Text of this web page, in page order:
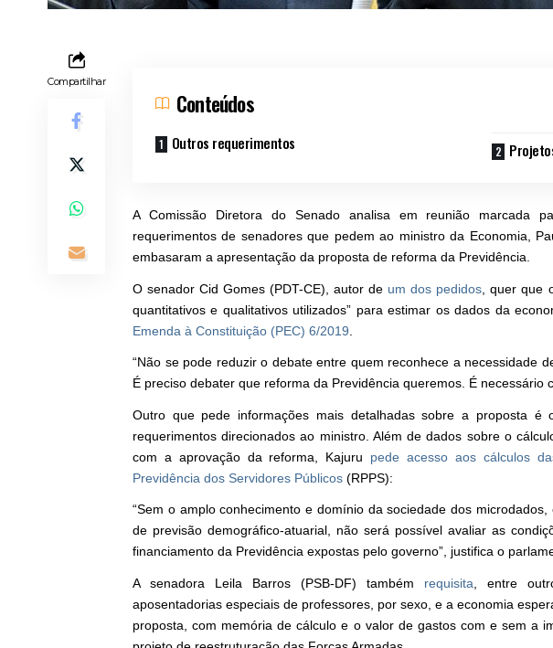
Compartilhar
Conteúdos
Outros requerimentos
A Comissão Diretora do Senado analisa em reunião marcada
requerimentos de senadores que pedem ao ministro da Economia,
embasaram a apresentação da proposta de reforma da Previdência.
O senador Cid Gomes (PDT-CE), autor de um dos pedidos , quer que
quantitativos e qualitativos utilizados” para estimar os dados da
Emenda à Constituição (PEC) 6/2019
“Não se pode reduzir o debate entre quem reconhece a necessidade
É preciso debater que reforma da Previdência queremos. É necessário
Outro que pede informações mais detalhadas sobre a proposta é
requerimentos direcionados ao ministro. Além de dados sobre o
com a aprovação da reforma, Kajuru pede acesso aos cálculos
Previdência dos Servidores Públicos (RPPS):
“Sem o amplo conhecimento e domínio da sociedade dos
de previsão demográfico-atuarial, não será possível avaliar as
financiamento da Previdência expostas pelo governo”, justifica o
A senadora Leila Barros (PSB-DF) também requisita , entre
aposentadorias especiais de professores, por sexo, e a economia
proposta, com memória de cálculo e o valor de gastos com e sem a